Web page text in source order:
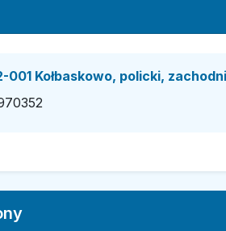
001 Kołbaskowo, policki,